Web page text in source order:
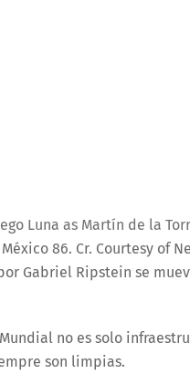
Luna as Martín de la
86. Cr. Courtesy of
Gabriel Ripstein se
no es solo
son limpias.